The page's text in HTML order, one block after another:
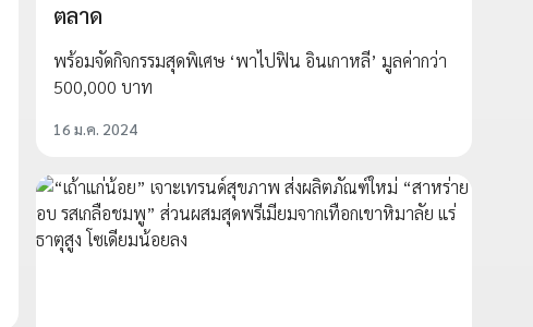
ตลาด
พร้อมจัดกิจกรรมสุดพิเศษ ‘พาไปฟิน อินเกาหลี’ มูลค่ากว่า
500,000 บาท
16 ม.ค. 2024